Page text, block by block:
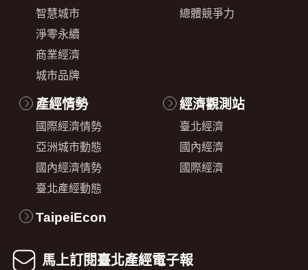
智慧城市
淨零永續
商業經濟
城市品牌
總體競爭力
產經情勢
國際經濟情勢
亞洲城市動態
國內經濟情勢
臺北產經動態
經濟觀測站
臺北經濟
國內經濟
國際經濟
TaipeiEcon
馬上訂閱臺北產經電子報